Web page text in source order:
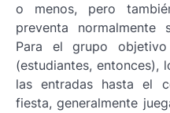
o menos, pero
preventa normalmente
Para el grupo
(estudiantes, entonces),
las entradas hasta el
fiesta, generalmente